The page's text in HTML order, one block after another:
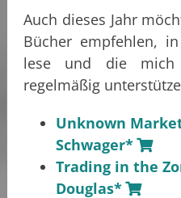
Auch dieses Jahr
Bücher empfehlen,
lese und die mich
regelmäßig
Unknown
Schwager*
Trading in the
Douglas*